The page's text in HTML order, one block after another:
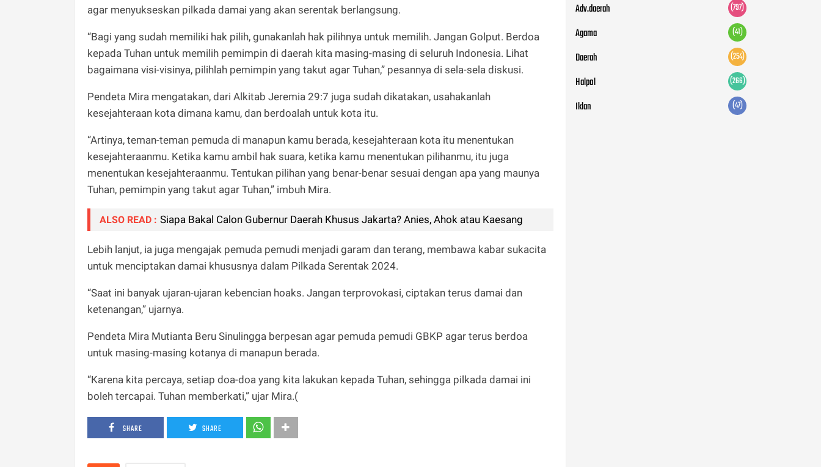
agar menyukseskan pilkada damai yang akan serentak berlangsung.
“Bagi yang sudah memiliki hak pilih, gunakanlah hak pilihnya untuk memilih. Jangan Golput. Berdoa
kepada Tuhan untuk memilih pemimpin di daerah kita masing-masing di seluruh Indonesia. Lihat
bagaimana visi-visinya, pilihlah pemimpin yang takut agar Tuhan,” pesannya di sela-sela diskusi.
Pendeta Mira mengatakan, dari Alkitab Jeremia 29:7 juga sudah dikatakan, usahakanlah
kesejahteraan kota dimana kamu, dan berdoalah untuk kota itu.
“Artinya, teman-teman pemuda di manapun kamu berada, kesejahteraan kota itu menentukan
kesejahteraanmu. Ketika kamu ambil hak suara, ketika kamu menentukan pilihanmu, itu juga
menentukan kesejahteraanmu. Tentukan pilihan yang benar-benar sesuai dengan apa yang maunya
Tuhan, pemimpin yang takut agar Tuhan,” imbuh Mira.
ALSO READ : Siapa Bakal Calon Gubernur Daerah Khusus Jakarta? Anies, Ahok atau Kaesang
Lebih lanjut, ia juga mengajak pemuda pemudi menjadi garam dan terang, membawa kabar sukacita
untuk menciptakan damai khususnya dalam Pilkada Serentak 2024.
“Saat ini banyak ujaran-ujaran kebencian hoaks. Jangan terprovokasi, ciptakan terus damai dan
ketenangan,” ujarnya.
Pendeta Mira Mutianta Beru Sinulingga berpesan agar pemuda pemudi GBKP agar terus berdoa
untuk masing-masing kotanya di manapun berada.
“Karena kita percaya, setiap doa-doa yang kita lakukan kepada Tuhan, sehingga pilkada damai ini
boleh tercapai. Tuhan memberkati,” ujar Mira.(
SHARE SHARE
Adv.daerah (797)
Agama (41)
Daerah (254)
Halpol (266)
Iklan (47)